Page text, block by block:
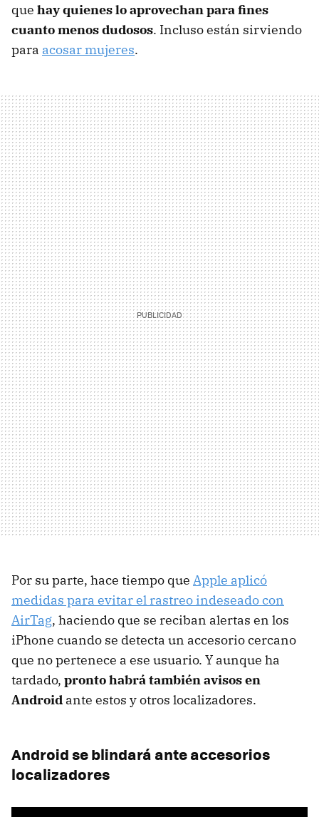
que hay quienes lo aprovechan para fines
cuanto menos dudosos. Incluso están sirviendo
para acosar mujeres.
Por su parte, hace tiempo que Apple aplicó
medidas para evitar el rastreo indeseado con
AirTag, haciendo que se reciban alertas en los
iPhone cuando se detecta un accesorio cercano
que no pertenece a ese usuario. Y aunque ha
tardado, pronto habrá también avisos en
Android ante estos y otros localizadores.
Android se blindará ante accesorios
localizadores